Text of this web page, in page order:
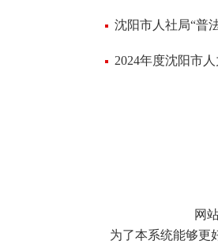
沈阳市人社局“普
2024年度沈阳市
网
为了本系统能够更